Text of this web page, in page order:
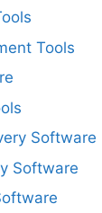
Tools
Software
Software